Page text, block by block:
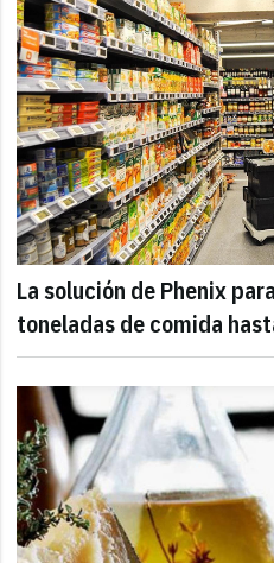
La solución de Phenix
toneladas de comida